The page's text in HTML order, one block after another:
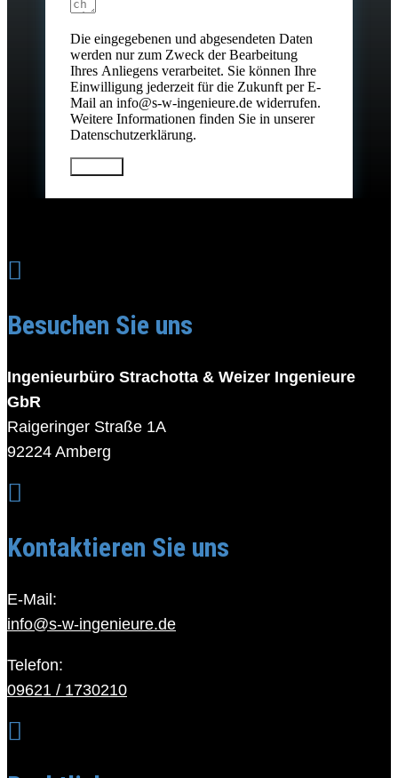
Die eingegebenen und abgesendeten Daten
werden nur zum Zweck der Bearbeitung
Ihres Anliegens verarbeitet. Sie können Ihre
Einwilligung jederzeit für die Zukunft per E-
Mail an info@s-w-ingenieure.de widerrufen.
Weitere Informationen finden Sie in unserer
Datenschutzerklärung.

Besuchen Sie uns
Ingenieurbüro Strachotta & Weizer Ingenieure
GbR
Raigeringer Straße 1A
92224 Amberg

Kontaktieren Sie uns
E-Mail:
info@s-w-ingenieure.de
Telefon:
09621 / 1730210
